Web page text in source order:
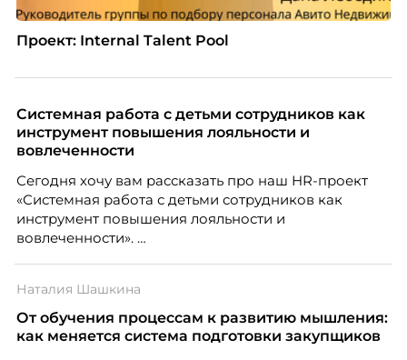
Проект: Internal Talent Pool
Системная работа с детьми сотрудников как
инструмент повышения лояльности и
вовлеченности
Сегодня хочу вам рассказать про наш HR-проект
«Системная работа с детьми сотрудников как
инструмент повышения лояльности и
вовлеченности».
Наталия Шашкина
От обучения процессам к развитию мышления:
как меняется система подготовки закупщиков